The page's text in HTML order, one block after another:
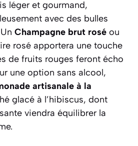
léger et gourmand,
avec des bulles
Champagne brut rosé ou
rosé apportera une touche
de fruits rouges feront écho
une option sans alcool,
artisanale à la
glacé à l’hibiscus, dont
viendra équilibrer la